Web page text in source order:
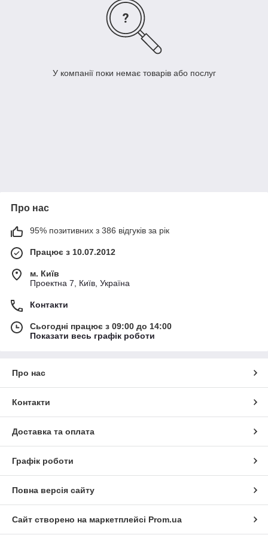
У компанії поки немає товарів або послуг
Про нас
95% позитивних з 386 відгуків за рік
Працює з 10.07.2012
м. Київ
Проектна 7, Київ, Україна
Контакти
Сьогодні працює з 09:00 до 14:00
Показати весь графік роботи
Про нас
Контакти
Доставка та оплата
Графік роботи
Повна версія сайту
Сайт створено на маркетплейсі Prom.ua